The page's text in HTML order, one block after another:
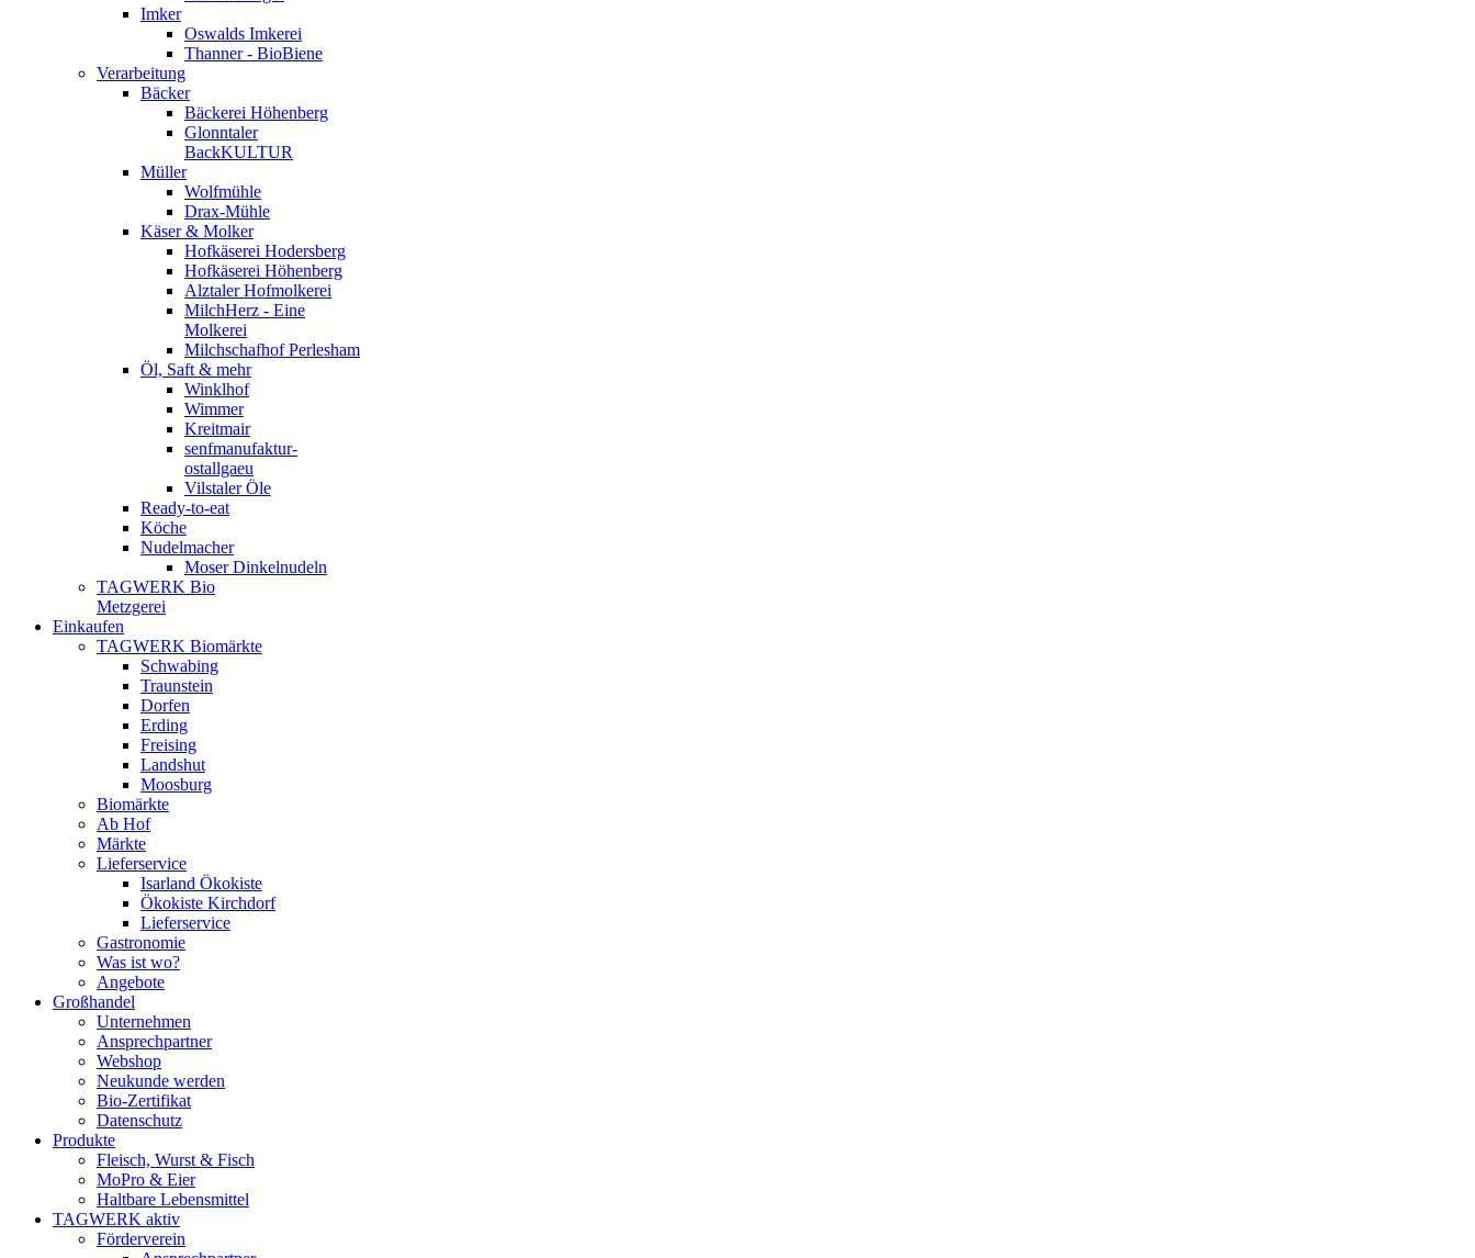
Imker
Oswalds Imkerei
Thanner - BioBiene
Verarbeitung
Bäcker
Bäckerei Höhenberg
Glonntaler
BackKULTUR
Müller
Wolfmühle
Drax-Mühle
Käser & Molker
Hofkäserei Hodersberg
Hofkäserei Höhenberg
Alztaler Hofmolkerei
MilchHerz - Eine
Molkerei
Milchschafhof Perlesham
Öl, Saft & mehr
Winklhof
Wimmer
Kreitmair
senfmanufaktur-
ostallgaeu
Vilstaler Öle
Ready-to-eat
Köche
Nudelmacher
Moser Dinkelnudeln
TAGWERK Bio
Metzgerei
Einkaufen
TAGWERK Biomärkte
Schwabing
Traunstein
Dorfen
Erding
Freising
Landshut
Moosburg
Biomärkte
Ab Hof
Märkte
Lieferservice
Isarland Ökokiste
Ökokiste Kirchdorf
Lieferservice
Gastronomie
Was ist wo?
Angebote
Großhandel
Unternehmen
Ansprechpartner
Webshop
Neukunde werden
Bio-Zertifikat
Datenschutz
Produkte
Fleisch, Wurst & Fisch
MoPro & Eier
Haltbare Lebensmittel
TAGWERK aktiv
Förderverein